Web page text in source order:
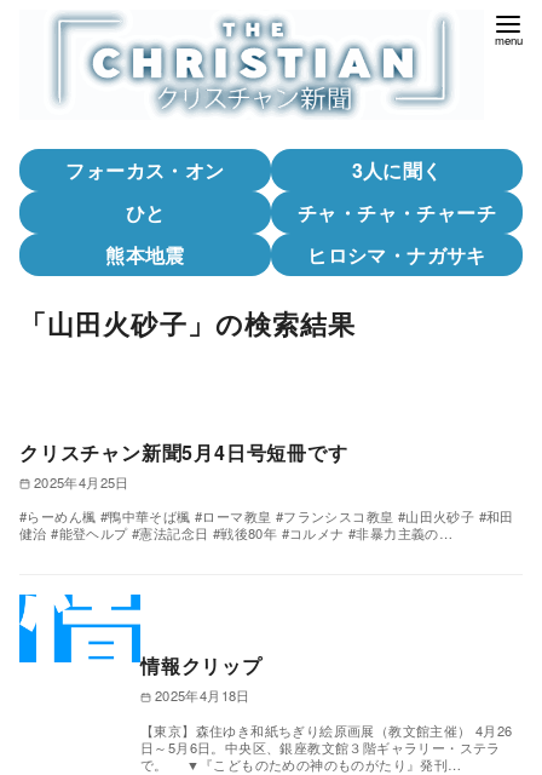
フォーカス・オン
3人に聞く
ひと
チャ・チャ・チャーチ
熊本地震
ヒロシマ・ナガサキ
「山田火砂子」の検索結果
クリスチャン新聞5月4日号短冊です
2025年4月25日
#らーめん楓 #鴨中華そば楓 #ローマ教皇 #フランシスコ教皇 #山田火砂子 #和田
健治 #能登ヘルプ #憲法記念日 #戦後80年 #コルメナ #非暴力主義の…
情報クリップ
2025年4月18日
【東京】森住ゆき和紙ちぎり絵原画展（教文館主催） 4月26
日～5月6日。中央区、銀座教文館３階ギャラリー・ステラ
で。 ▼『こどものための神のものがたり』発刊…